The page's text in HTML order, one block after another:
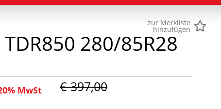
zur Merkliste
hinzufügen
TDR850 280/85R28
MwSt € 397,00